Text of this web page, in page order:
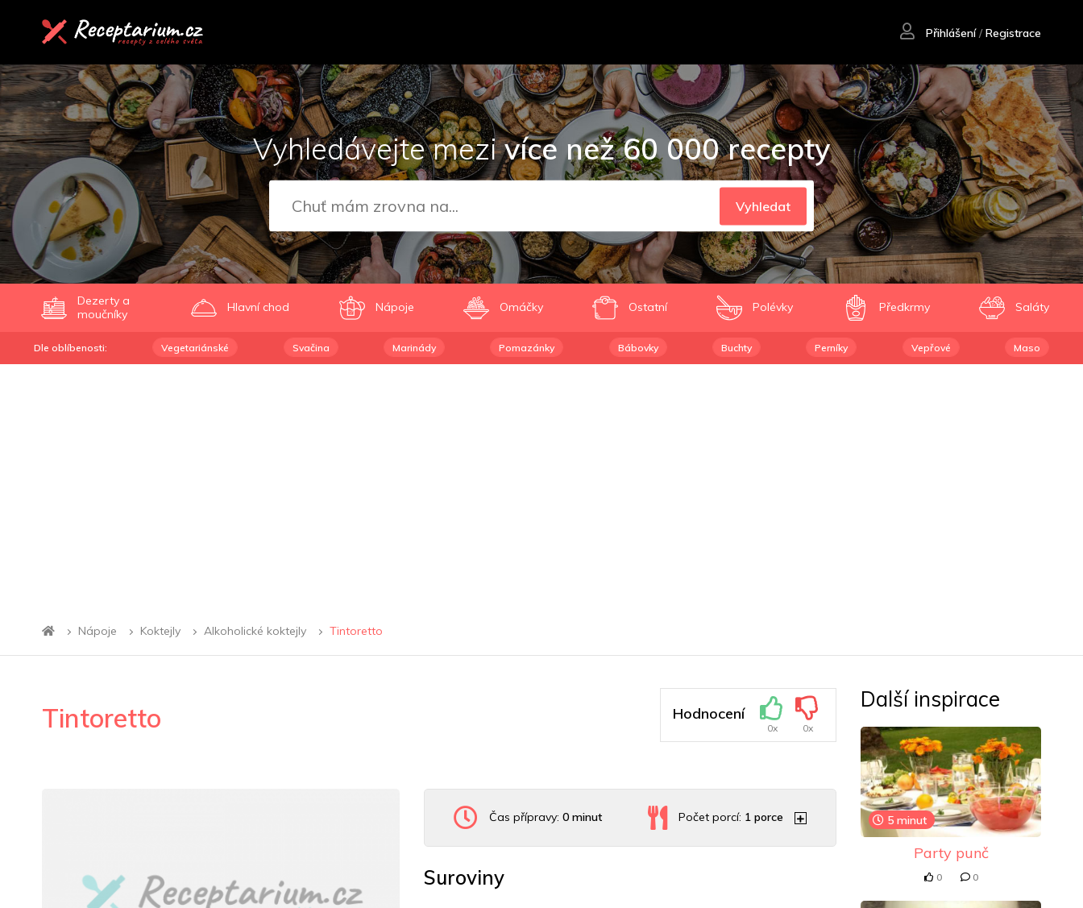
Přihlášení/Registrace
Vyhledávejte mezivíce než 60 000 recepty
Vyhledat
Dezerty a
moučníky
Hlavní chod Nápoje Omáčky Ostatní Polévky Předkrmy Saláty
Dle oblíbenosti: Vegetariánské Svačina Marinády Pomazánky Bábovky Buchty Perníky Vepřové Maso
Nápoje Koktejly Alkoholické koktejly Tintoretto
Tintoretto Hodnocení
0x 0x
Čas přípravy:0 minut Počet porcí: 1 porce
Suroviny
Další inspirace
5 minut
Party punč
0 0